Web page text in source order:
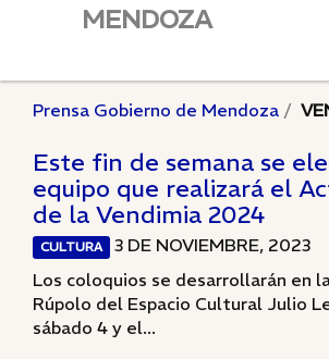
MENDOZA
Prensa Gobierno de Mendoza
Este fin de semana se
equipo que realizará el
de la Vendimia 2024
CULTURA
3 DE NOVIEMBRE, 2023
Los coloquios se desarrollarán en
Rúpolo del Espacio Cultural Julio
sábado 4 y el...